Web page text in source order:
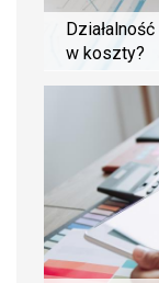
w koszty?